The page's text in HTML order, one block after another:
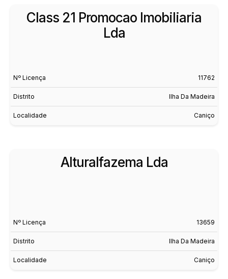
Class 21 Promocao Imobiliaria
Lda
Nº Licença 11762
Distrito Ilha Da Madeira
Localidade Caniço
Alturalfazema Lda
Nº Licença 13659
Distrito Ilha Da Madeira
Localidade Caniço